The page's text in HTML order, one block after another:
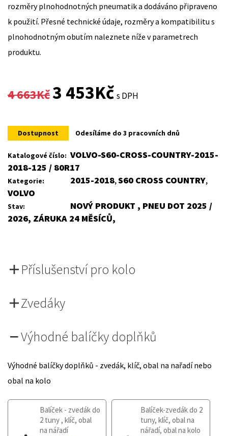
rozměry plnohodnotných pneumatik a dodáváno připraveno
k použití. Přesné technické údaje, rozměry a kompatibilitu s
plnohodnotným obutím naleznete níže v parametrech
produktu.
4 663Kč
Original
was:
4
663Kč.
3 453KčCurrent
is:
3
s DPH
Dostupnost Odesíláme do 3 pracovních dnů
Katalogové číslo: VOLVO-S60-CROSS-COUNTRY-2015-
2018-125 / 80R17
Kategorie: 2015-2018,S60 CROSS COUNTRY,
VOLVO
Stav:
NOVÝ PRODUKT , PNEU DOT 2025 /
2026, ZÁRUKA 24 MĚSÍCŮ,
Příslušenství pro kolo
Zvedáky
Výhodné balíčky doplňků
Výhodné balíčky doplňků - zvedák, klíč, obal na nařadí nebo
obal na kolo
Balíček - zvedák do
2 tuny , klíč, obal
na nářadí
Balíček-zvedák do 2
tuny, klíč, obal na
nářadí, obal na kolo